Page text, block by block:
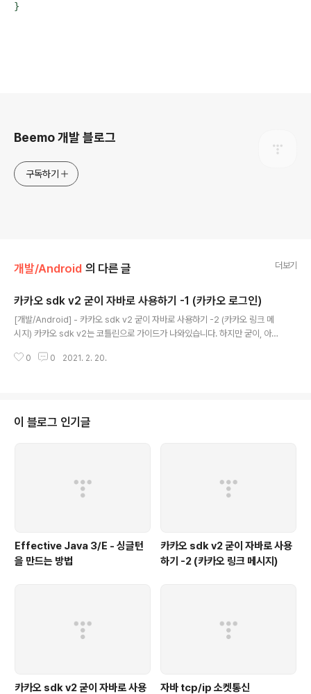
}
Beemo 개발 블로그
구독하기
개발/Android 의 다른 글 더보기
카카오 sdk v2 굳이 자바로 사용하기 -1 (카카오 로그인)
[개발/Android] - 카카오 sdk v2 굳이 자바로 사용하기 -2 (카카오 링크 메
시지) 카카오 sdk v2는 코틀린으로 가이드가 나와있습니다. 하지만 굳이, 아니
니다. sdk init, 앱 등록, 키발급 같은 내용은 생략합니다. 1. kotlin으로 카카오
(OAuthToken?, Thr..
0 0 2021. 2. 20.
이 블로그 인기글
Effective Java 3/E - 싱글턴
을 만드는 방법
카카오 sdk v2 굳이 자바로 사용
하기 -2 (카카오 링크 메시지)
카카오 sdk v2 굳이 자바로 사용 자바 tcp/ip 소켓통신